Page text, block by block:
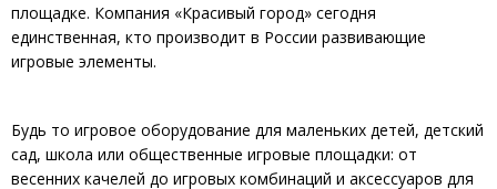
площадке. Компания «Красивый город» сегодня
единственная, кто производит в России развивающие
игровые элементы.
Будь то игровое оборудование для маленьких детей, детский
сад, школа или общественные игровые площадки: от
весенних качелей до игровых комбинаций и аксессуаров для